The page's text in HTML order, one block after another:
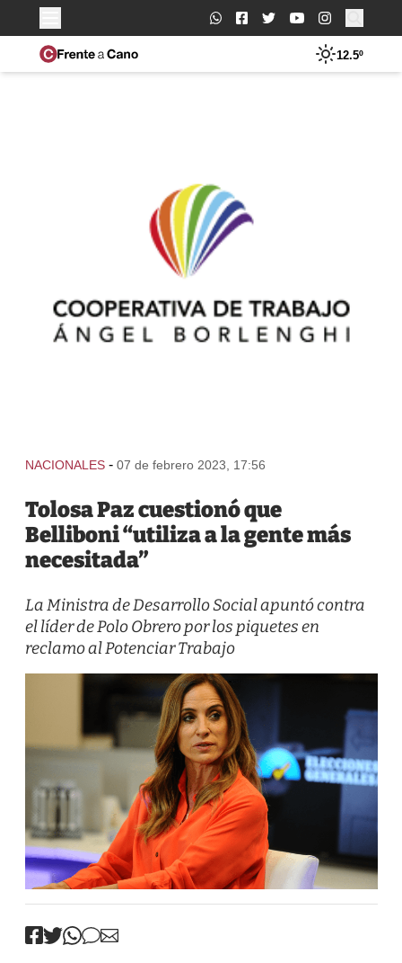
Buscar:
12.5º
NACIONALES - 07 de febrero 2023, 17:56
Tolosa Paz cuestionó que
Belliboni “utiliza a la gente más
necesitada”
La Ministra de Desarrollo Social apuntó contra
el líder de Polo Obrero por los piquetes en
reclamo al Potenciar Trabajo